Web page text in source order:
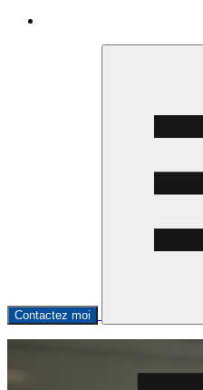
Contactez moi